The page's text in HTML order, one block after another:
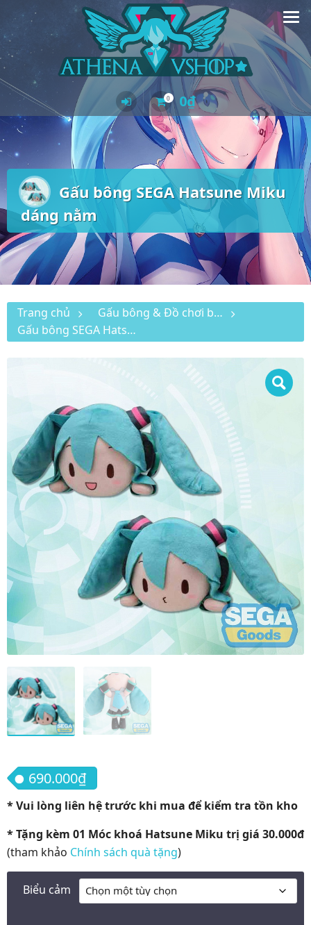
content
0 0₫
Gấu bông SEGA Hatsune Miku
dáng nằm
Trang chủ
Gấu bông & Đồ chơi bông
Gấu bông SEGA Hatsune Miku dáng nằm
690.000₫
* Vui lòng liên hệ trước khi mua để kiểm tra tồn kho
* Tặng kèm 01 Móc khoá Hatsune Miku trị giá 30.000đ
(tham khảo Chính sách quà tặng)
Biểu cảm